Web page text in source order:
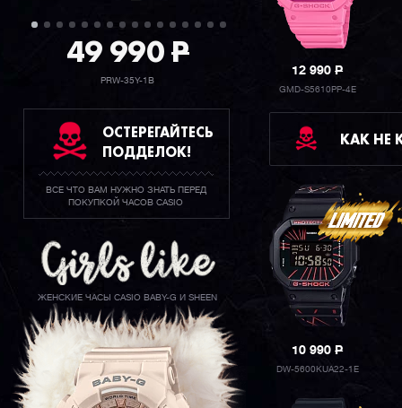
49 990P
PRW-35Y-1B
ОСТЕРЕГАЙТЕСЬ
ПОДДЕЛОК!
ВСЕ ЧТО ВАМ НУЖНО ЗНАТЬ ПЕРЕД
ПОКУПКОЙ ЧАСОВ CASIO
ЖЕНСКИЕ ЧАСЫ CASIO BABY-G И SHEEN
12 990P
GMD-S5610PP-4E
КАК НЕ
10 990P
DW-5600KUA22-1E